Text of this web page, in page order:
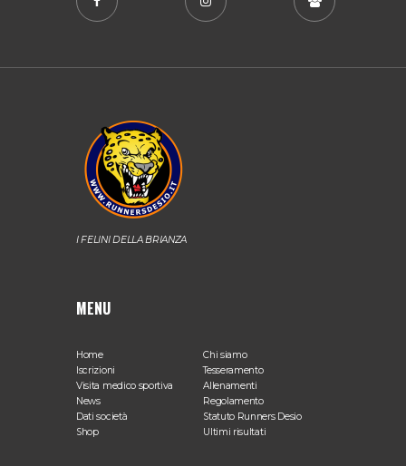
I FELINI DELLA BRIANZA
MENU
Home
Chi siamo
Iscrizioni
Tesseramento
Visita medico sportiva
Allenamenti
News
Regolamento
Dati società
Statuto Runners Desio
Shop
Ultimi risultati